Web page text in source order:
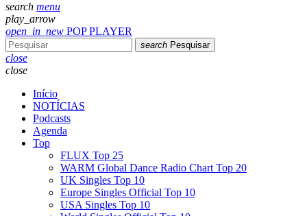
search menu
play_arrow
open_in_new POP PLAYER
search Pesquisar
close
close
Início
NOTÍCIAS
Podcasts
Agenda
Top
FLUX Top 25
WARM Global Dance Radio Chart Top 20
UK Singles Top 10
Europe Singles Official Top 10
USA Singles Top 10